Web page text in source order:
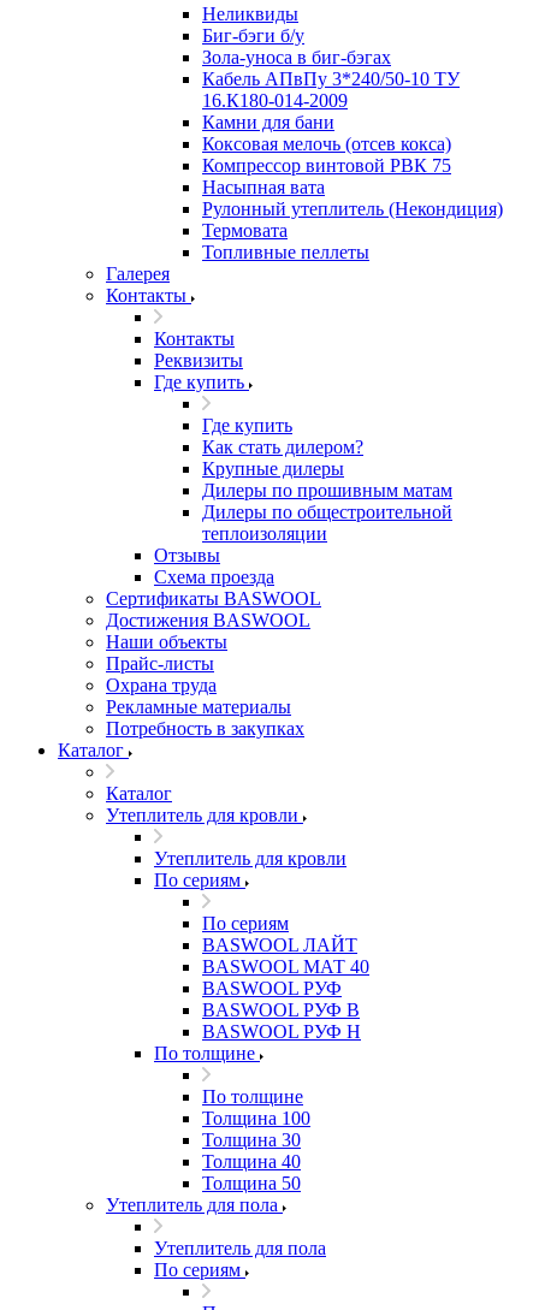
Неликвиды
Биг-бэги б/у
Зола-уноса в биг-бэгах
Кабель АПвПу 3*240/50-10 ТУ
16.К180-014-2009
Камни для бани
Коксовая мелочь (отсев кокса)
Компрессор винтовой РВК 75
Насыпная вата
Рулонный утеплитель (Некондиция)
Термовата
Топливные пеллеты
Галерея
Контакты
Контакты
Реквизиты
Где купить
Где купить
Как стать дилером?
Крупные дилеры
Дилеры по прошивным матам
Дилеры по общестроительной
теплоизоляции
Отзывы
Схема проезда
Сертификаты BASWOOL
Достижения BASWOOL
Наши объекты
Прайс-листы
Охрана труда
Рекламные материалы
Потребность в закупках
Каталог
Каталог
Утеплитель для кровли
Утеплитель для кровли
По сериям
По сериям
BASWOOL ЛАЙТ
BASWOOL МАТ 40
BASWOOL РУФ
BASWOOL РУФ В
BASWOOL РУФ Н
По толщине
По толщине
Толщина 100
Толщина 30
Толщина 40
Толщина 50
Утеплитель для пола
Утеплитель для пола
По сериям